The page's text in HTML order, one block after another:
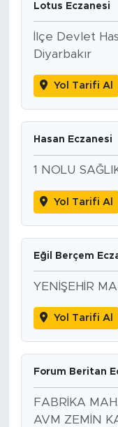
Lotus Eczanesi
İlçe Devlet
Diyarbakır
Yol Tarifi Al
Hasan Eczanesi
1 NOLU
Yol Tarifi Al
Eğil Berçem
YENİŞEHİR
Yol Tarifi Al
Forum Beritan
FABRİKA
AVM ZEMİN